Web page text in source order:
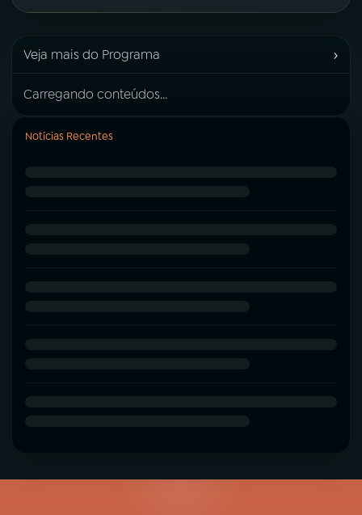
Veja mais do Programa ›
Carregando conteúdos...
Notícias Recentes